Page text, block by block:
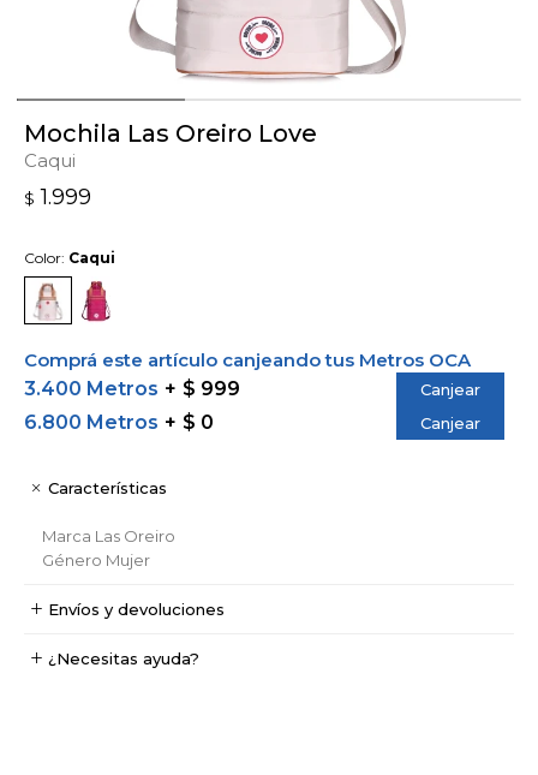
Mochila Las Oreiro Love
Caqui
$ 1.999
Color: Caqui
Comprá este artículo canjeando tus Metros OCA
3.400 Metros
$ 999 Canjear
6.800 Metros $ 0 Canjear
Características
Marca Las Oreiro
Género Mujer
Envíos y devoluciones
¿Necesitas ayuda?